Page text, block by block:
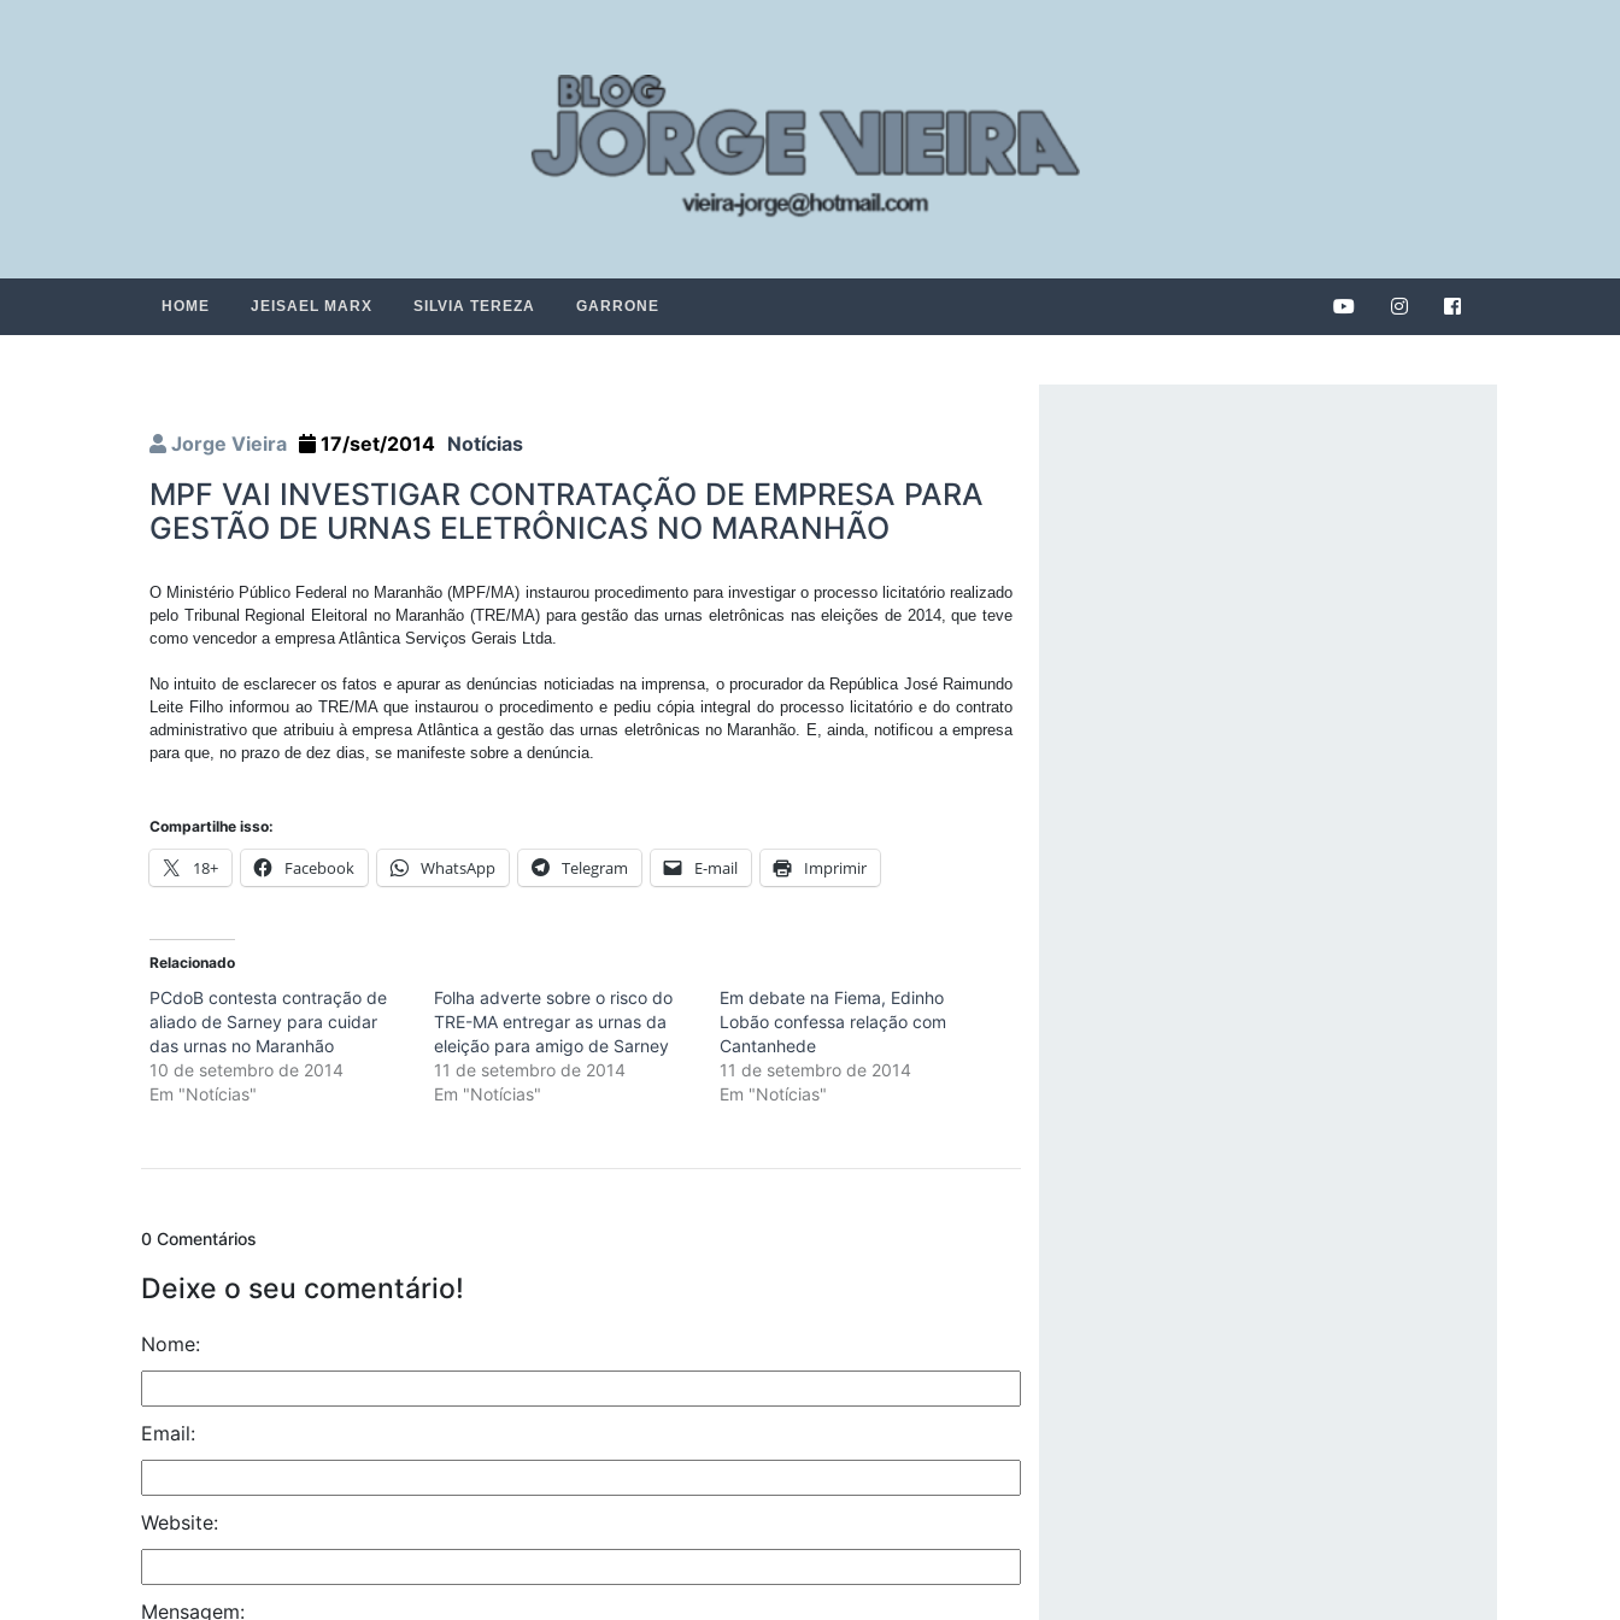
HOME JEISAEL MARX SILVIA TEREZA GARRONE
Jorge Vieira 17/set/2014 Notícias
MPF VAI INVESTIGAR CONTRATAÇÃO DE EMPRESA PARA
GESTÃO DE URNAS ELETRÔNICAS NO MARANHÃO
O Ministério Público Federal no Maranhão (MPF/MA) instaurou procedimento para investigar o processo licitatório realizado
pelo Tribunal Regional Eleitoral no Maranhão (TRE/MA) para gestão das urnas eletrônicas nas eleições de 2014, que teve
como vencedor a empresa Atlântica Serviços Gerais Ltda.
No intuito de esclarecer os fatos e apurar as denúncias noticiadas na imprensa, o procurador da República José Raimundo
Leite Filho informou ao TRE/MA que instaurou o procedimento e pediu cópia integral do processo licitatório e do contrato
administrativo que atribuiu à empresa Atlântica a gestão das urnas eletrônicas no Maranhão. E, ainda, notificou a empresa
para que, no prazo de dez dias, se manifeste sobre a denúncia.
Compartilhe isso:
18+ Facebook WhatsApp Telegram E-mail Imprimir
Relacionado
PCdoB contesta contração de
aliado de Sarney para cuidar
das urnas no Maranhão
10 de setembro de 2014
Em "Notícias"
Folha adverte sobre o risco do
TRE-MA entregar as urnas da
eleição para amigo de Sarney
11 de setembro de 2014
Em "Notícias"
Em debate na Fiema, Edinho
Lobão confessa relação com
Cantanhede
11 de setembro de 2014
Em "Notícias"
0 Comentários
Deixe o seu comentário!
Nome:
Email:
Website:
Mensagem: